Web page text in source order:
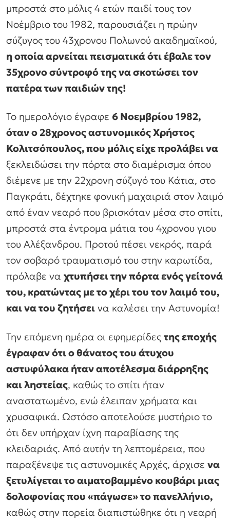
μπροστά στο μόλις 4 ετών παιδί τους τον
Νοέμβριο του 1982, παρουσιάζει η πρώην
σύζυγος του 43χρονου Πολωνού ακαδημαϊκού,
η οποία αρνείται πεισματικά ότι έβαλε τον
35χρονο σύντροφό της να σκοτώσει τον
πατέρα των παιδιών της!
Το ημερολόγιο έγραφε 6 Νοεμβρίου 1982,
όταν ο 28χρονος αστυνομικός Χρήστος
Κολιτσόπουλος, που μόλις είχε προλάβει να
ξεκλειδώσει την πόρτα στο διαμέρισμα όπου
διέμενε με την 22χρονη σύζυγό του Κάτια, στο
Παγκράτι, δέχτηκε φονική μαχαιριά στον λαιμό
από έναν νεαρό που βρισκόταν μέσα στο σπίτι,
μπροστά στα έντρομα μάτια του 4χρονου γιου
του Αλέξανδρου. Προτού πέσει νεκρός, παρά
τον σοβαρό τραυματισμό του στην καρωτίδα,
πρόλαβε να χτυπήσει την πόρτα ενός γείτονά
του, κρατώντας με το χέρι του τον λαιμό του,
και να του ζητήσει να καλέσει την Αστυνομία!
Την επόμενη ημέρα οι εφημερίδες της εποχής
έγραφαν ότι ο θάνατος του άτυχου
αστυφύλακα ήταν αποτέλεσμα διάρρηξης
και ληστείας, καθώς το σπίτι ήταν
αναστατωμένο, ενώ έλειπαν χρήματα και
χρυσαφικά. Ωστόσο αποτελούσε μυστήριο το
ότι δεν υπήρχαν ίχνη παραβίασης της
κλειδαριάς. Από αυτήν τη λεπτομέρεια, που
παραξένεψε τις αστυνομικές Αρχές, άρχισε να
ξετυλίγεται το αιματοβαμμένο κουβάρι μιας
δολοφονίας που «πάγωσε» το πανελλήνιο,
καθώς στην πορεία διαπιστώθηκε ότι η νεαρή